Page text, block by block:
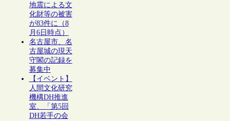
地震による文
化財等の被害
が83件に（8
月6日時点）
名古屋市、名
古屋城の現天
守閣の記録を
募集中
【イベント】
人間文化研究
機構DH推進
室、「第5回
DH若手の会